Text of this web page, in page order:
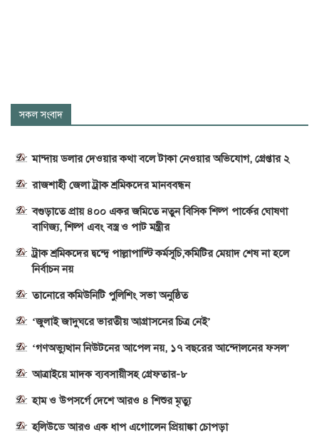
সকল সংবাদ
মান্দায় ডলার দেওয়ার কথা বলে টাকা নেওয়ার অভিযোগ, গ্রেপ্তার ২
রাজশাহী জেলা ট্রাক শ্রমিকদের মানববন্ধন
বগুড়াতে প্রায় ৪০০ একর জমিতে নতুন বিসিক শিল্প পার্কের ঘোষণা
বাণিজ্য, শিল্প এবং বস্ত্র ও পাট মন্ত্রীর
ট্রাক শ্রমিকদের দ্বন্দ্বে পাল্লাপাল্টি কর্মসূচি,কমিটির মেয়াদ শেষ না হলে
নির্বাচন নয়
তানোরে কমিউনিটি পুলিশিং সভা অনুষ্ঠিত
‘জুলাই জাদুঘরে ভারতীয় আগ্রাসনের চিত্র নেই’
‘গণঅভ্যুত্থান নিউটনের আপেল নয়, ১৭ বছরের আন্দোলনের ফসল’
আত্রাইয়ে মাদক ব্যবসায়ীসহ গ্রেফতার-৮
হাম ও উপসর্গে দেশে আরও ৪ শিশুর মৃত্যু
হলিউডে আরও এক ধাপ এগোলেন প্রিয়াঙ্কা চোপড়া